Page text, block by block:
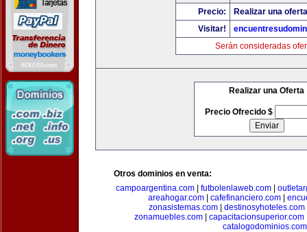
Precio:
Realizar una
Visitar!
Serán consideradas
Realizar una Oferta
Precio Ofrecido $
Otros dominios en venta:
campoargentina.com| futbolenlaweb.com|
areahogar.com| cafefinanciero.com|
zonasistemas.com| destinosyhoteles.com
zonamuebles.com| capacitacionsuperior.com
catalogodominios.com